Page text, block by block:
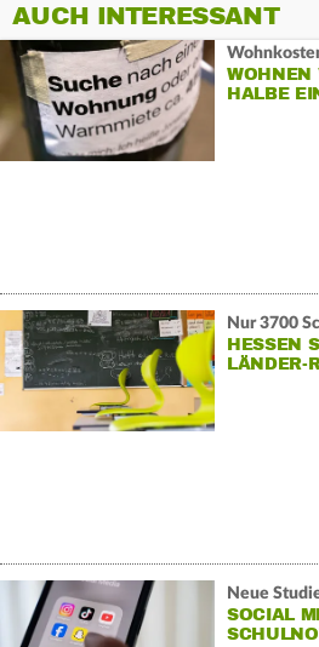
AUCH INTERESSANT
WOHNEN
HALBE
Nur 3700
HESSEN
LÄNDER-
Neue
SOCIAL